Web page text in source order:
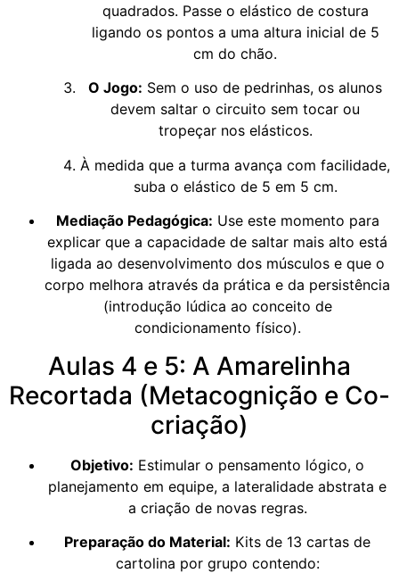
quadrados. Passe o elástico de costura
ligando os pontos a uma altura inicial de 5
cm do chão.
O Jogo: Sem o uso de pedrinhas, os alunos
devem saltar o circuito sem tocar ou
tropeçar nos elásticos.
À medida que a turma avança com facilidade,
suba o elástico de 5 em 5 cm.
Mediação Pedagógica: Use este momento para
explicar que a capacidade de saltar mais alto está
ligada ao desenvolvimento dos músculos e que o
corpo melhora através da prática e da persistência
(introdução lúdica ao conceito de
condicionamento físico).
Aulas 4 e 5: A Amarelinha
Recortada (Metacognição e Co-
criação)
Objetivo: Estimular o pensamento lógico, o
planejamento em equipe, a lateralidade abstrata e
a criação de novas regras.
Preparação do Material: Kits de 13 cartas de
cartolina por grupo contendo: